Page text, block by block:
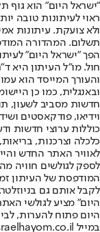
"ישראל היום" הוא גוף
ראוי לעיתונות טובה
ולא צועקת. עיתונות
הפך "ישראל היום"
חול. מו"ל העיתון היא
והעורך המייסד הוא
חדשות מסביב לשעון,
וידיאו, פודקאסטים
כוללות ערוצי חדשות
לאוויר האתר החדש
לספק לגולשים חוויה
המודפסת של העיתון
לקבל אותם גם
היום" מציע לגולשי
היום פתוח להערות,
במייל hayom@israelhayom.co.il.